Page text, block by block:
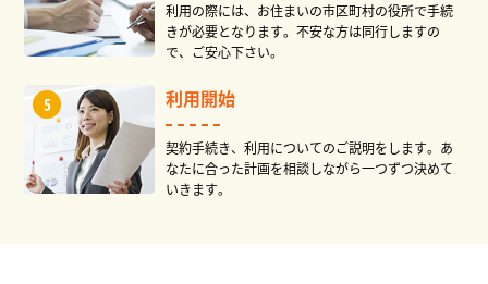
利用の際には、お住まいの市区町村の役所で手続
きが必要となります。不安な方は同行しますの
で、ご安心下さい。
利用開始
契約手続き、利用についてのご説明をします。あ
なたに合った計画を相談しながら一つずつ決めて
いきます。